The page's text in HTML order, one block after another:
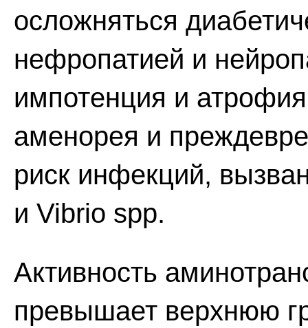
осложняться
нефропатией и
импотенция и
аменорея и
риск инфекций,
и Vibrio spp.
Активность
превышает верхнюю